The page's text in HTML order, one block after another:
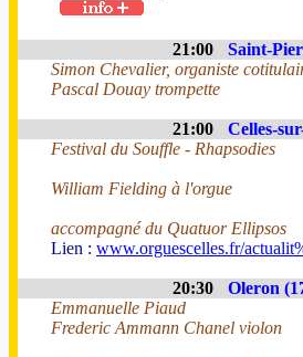
21:00
Saint-
Simon Chevalier, organiste
Pascal Douay trompette
21:00
Celles-
Festival du Souffle - Rhapsodies
William Fielding à l'orgue
accompagné du Quatuor Ellipsos
Lien : www.orguescelles.fr/
20:30 Oleron
Emmanuelle Piaud
Frederic Ammann Chanel violon